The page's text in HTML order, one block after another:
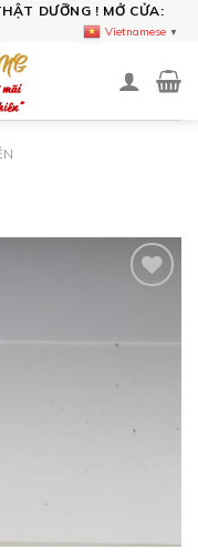
DƯỠNG ! MỞ CỬA:
Vietnamese ▼